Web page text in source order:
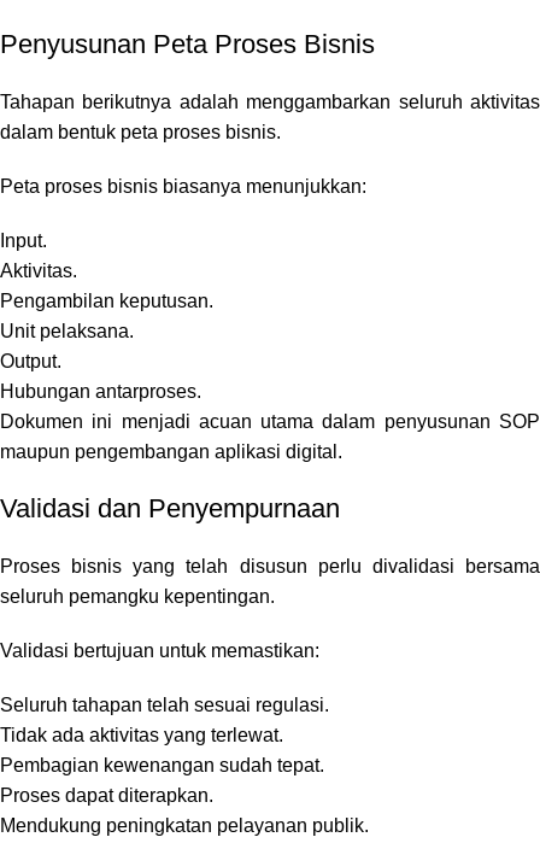
Penyusunan Peta Proses Bisnis
Tahapan berikutnya adalah menggambarkan seluruh aktivitas
dalam bentuk peta proses bisnis.
Peta proses bisnis biasanya menunjukkan:
Input.
Aktivitas.
Pengambilan keputusan.
Unit pelaksana.
Output.
Hubungan antarproses.
Dokumen ini menjadi acuan utama dalam penyusunan SOP
maupun pengembangan aplikasi digital.
Validasi dan Penyempurnaan
Proses bisnis yang telah disusun perlu divalidasi bersama
seluruh pemangku kepentingan.
Validasi bertujuan untuk memastikan:
Seluruh tahapan telah sesuai regulasi.
Tidak ada aktivitas yang terlewat.
Pembagian kewenangan sudah tepat.
Proses dapat diterapkan.
Mendukung peningkatan pelayanan publik.